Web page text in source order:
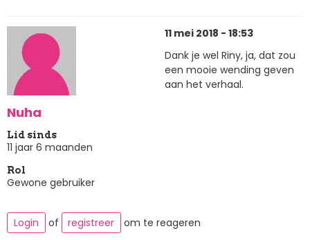
Nuha
Lid sinds
11 jaar 6 maanden
Rol
Gewone gebruiker
11 mei 2018 - 18:53
Dank je wel Riny, ja, dat zou
een mooie wending geven
aan het verhaal.
Login of registreer om te reageren